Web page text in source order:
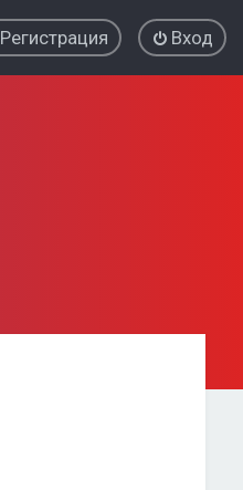
Вход
Регистрация